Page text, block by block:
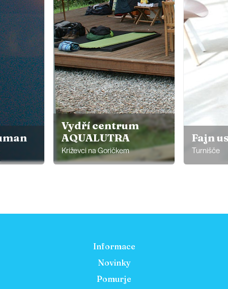
Vydří centrum
AQUALUTRA
Križevci na Goričkem
Fajn
Turnišče
Informace
Novinky
Pomurje